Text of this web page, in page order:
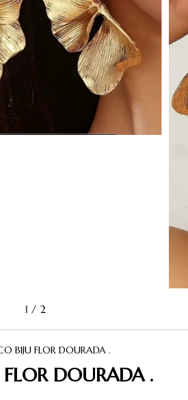
1 / 2
BIJU FLOR DOURADA .
DOURADA .